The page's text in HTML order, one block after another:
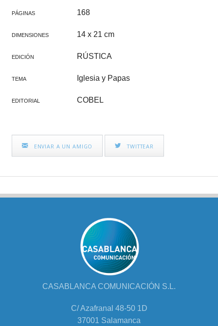
PÁGINAS 168
DIMENSIONES 14 x 21 cm
EDICIÓN RÚSTICA
TEMA Iglesia y Papas
EDITORIAL COBEL
ENVIAR A UN AMIGO TWITTEAR
CASABLANCA COMUNICACIÓN S.L.
C/ Azafranal 48-50 1D
37001 Salamanca